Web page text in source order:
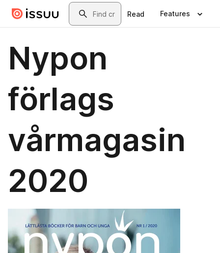
Skip to main contentSearch
Read Features
Nypon
förlags
vårmagasin
2020